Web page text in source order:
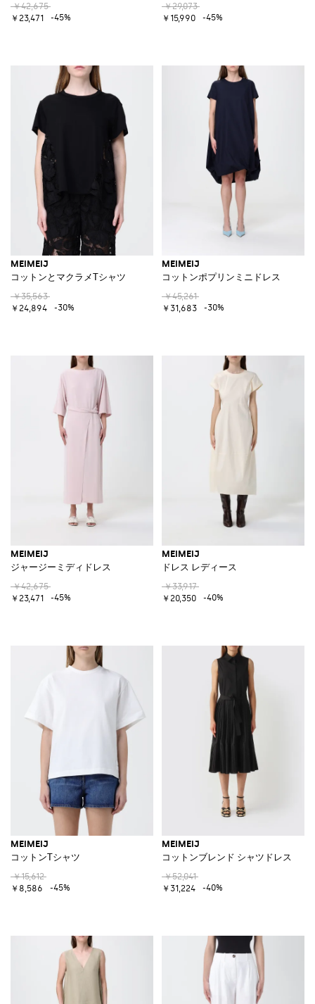
￥42,675
￥23,471
-45%
￥29,073
￥15,990
-45%
MEIMEIJ
コットンとマクラメTシャツ
￥35,563
￥24,894
-30%
MEIMEIJ
コットンポプリンミニドレス
￥45,261
￥31,683
-30%
MEIMEIJ
ジャージーミディドレス
￥42,675
￥23,471
-45%
MEIMEIJ
ドレス レディース
￥33,917
￥20,350
-40%
MEIMEIJ
コットンTシャツ
￥15,612
￥8,586
-45%
MEIMEIJ
コットンブレンド シャツドレス
￥52,041
￥31,224
-40%